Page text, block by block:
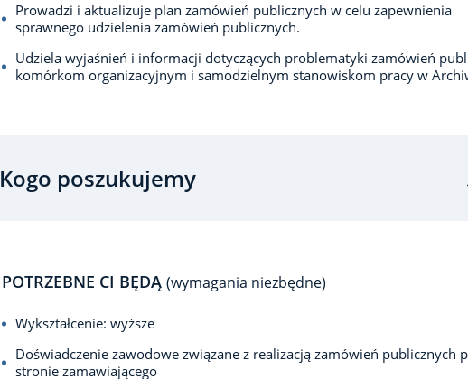
Prowadzi i aktualizuje plan zamówień publicznych w celu zapewnienia
sprawnego udzielenia zamówień publicznych.
Udziela wyjaśnień i informacji dotyczących problematyki zamówień
komórkom organizacyjnym i samodzielnym stanowiskom pracy w
Kogo poszukujemy
POTRZEBNE CI BĘDĄ (wymagania niezbędne)
Wykształcenie: wyższe
Doświadczenie zawodowe związane z realizacją zamówień publicznych
stronie zamawiającego